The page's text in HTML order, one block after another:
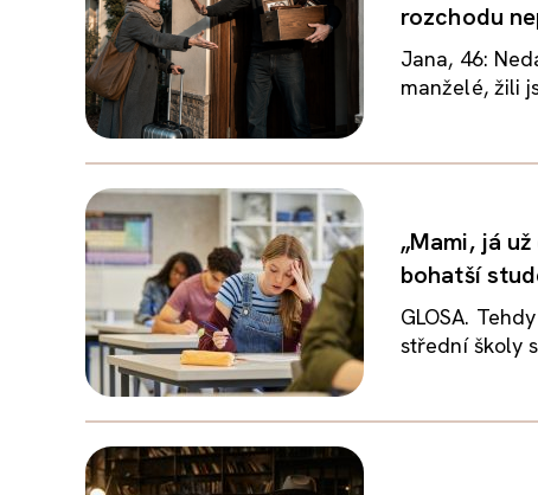
rozchodu
Jana, 46:
manželé, žili
„Mami, já
bohatší
GLOSA.
střední školy